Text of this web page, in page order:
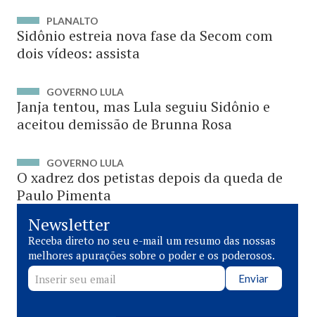
PLANALTO
Sidônio estreia nova fase da Secom com
dois vídeos: assista
GOVERNO LULA
Janja tentou, mas Lula seguiu Sidônio e
aceitou demissão de Brunna Rosa
GOVERNO LULA
O xadrez dos petistas depois da queda de
Paulo Pimenta
Newsletter
Receba direto no seu e-mail um resumo das nossas
melhores apurações sobre o poder e os poderosos.
Enviar